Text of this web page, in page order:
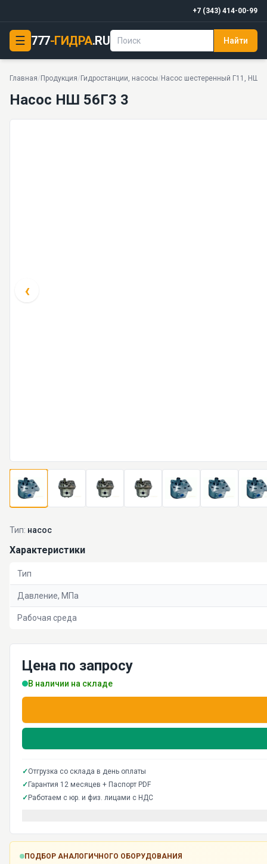
+7 (343) 414-00-99
☰ 777-ГИДРА.RU Найти
Главная/ Продукция/ Гидростанции, насосы/ Насос шестеренный Г11, НШ,
Насос НШ 56Г3 3
Насос НШ 56Г3 3
‹
Тип: насос
Характеристики
Тип
Давление, МПа
Рабочая среда
Цена по запросу
В наличии на складе
✓Отгрузка со склада в день оплаты
✓ Гарантия 12 месяцев + Паспорт PDF
✓ Работаем с юр. и физ. лицами с НДС
ПОДБОР АНАЛОГИЧНОГО ОБОРУДОВАНИЯ